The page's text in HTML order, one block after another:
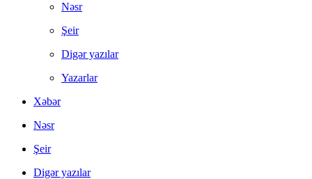
Nəsr
Şeir
Digər yazılar
Yazarlar
Xəbər
Nəsr
Şeir
Digər yazılar